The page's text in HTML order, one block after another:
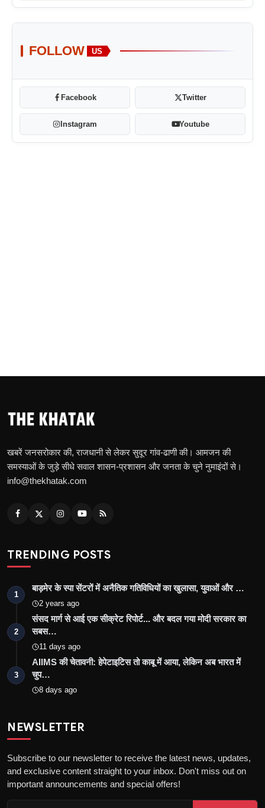
FOLLOW US
Facebook Twitter
Instagram Youtube
खबरें जनसरोकार की, राजधानी से लेकर सुदूर गांव-ढाणी की। आमजन की
समस्याओं के जुड़े सीधे सवाल शासन-प्रशासन और जनता के चुने नुमाइंदों से।
info@thekhatak.com
TRENDING POSTS
1
बाड़मेर के स्पा सेंटरों में अनैतिक गतिविधियों का खुलासा, युवाओं और …
2 years ago
2
संसद मार्ग से आई एक सीक्रेट रिपोर्ट... और बदल गया मोदी सरकार का
सबस…
11 days ago
3
AIIMS की चेतावनी: हेपेटाइटिस तो काबू में आया, लेकिन अब भारत में
चुप…
8 days ago
NEWSLETTER
Subscribe to our newsletter to receive the latest news, updates,
and exclusive content straight to your inbox. Don't miss out on
important announcements and special offers!